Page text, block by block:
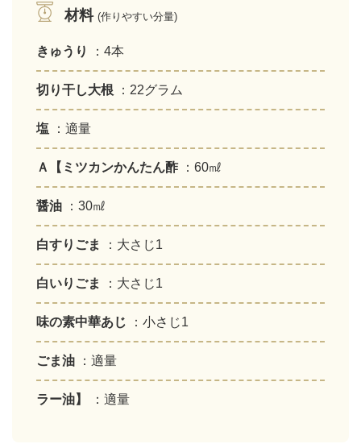
材料 (作りやすい分量)
きゅうり ：4本
切り干し大根 ：22グラム
塩 ：適量
Ａ【ミツカンかんたん酢 ：60㎖
醤油 ：30㎖
白すりごま ：大さじ1
白いりごま ：大さじ1
味の素中華あじ ：小さじ1
ごま油 ：適量
ラー油】 ：適量